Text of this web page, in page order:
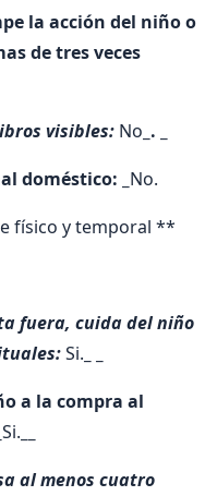
la acción del niño o
de tres veces
visibles: No _. _
doméstico: _ No.
físico y temporal **
fuera, cuida del niño
Si.
a la compra al
Si.
al menos cuatro